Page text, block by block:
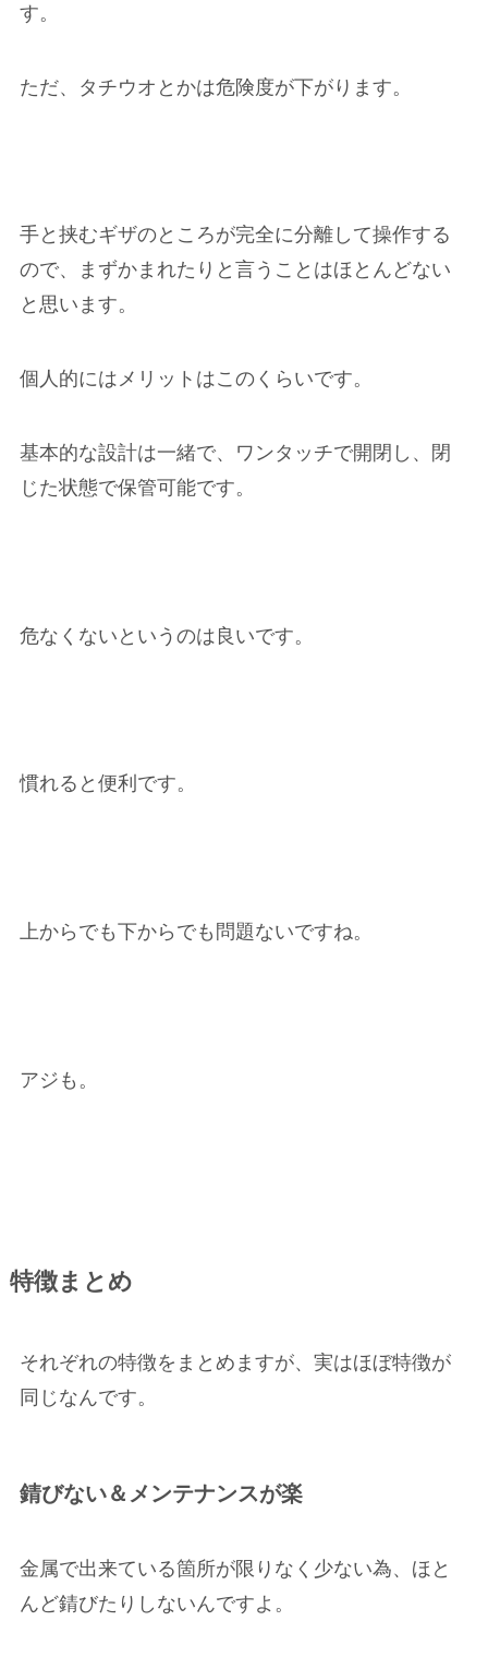
す。
ただ、タチウオとかは危険度が下がります。
手と挟むギザのところが完全に分離して操作する
ので、まずかまれたりと言うことはほとんどない
と思います。
個人的にはメリットはこのくらいです。
基本的な設計は一緒で、ワンタッチで開閉し、閉
じた状態で保管可能です。
危なくないというのは良いです。
慣れると便利です。
上からでも下からでも問題ないですね。
アジも。
特徴まとめ
それぞれの特徴をまとめますが、実はほぼ特徴が
同じなんです。
錆びない＆メンテナンスが楽
金属で出来ている箇所が限りなく少ない為、 ほと
んど錆びたりしないんですよ。